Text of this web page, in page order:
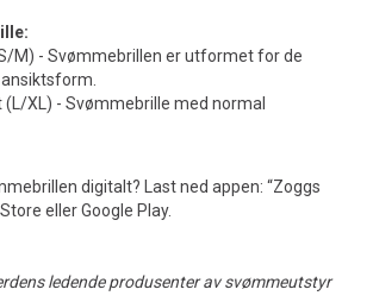
M) - Svømmebrillen er utformet for de
(L/XL) - Svømmebrille med normal
digitalt? Last ned appen: “Zoggs
eller Google Play.
ledende produsenter av svømmeutstyr